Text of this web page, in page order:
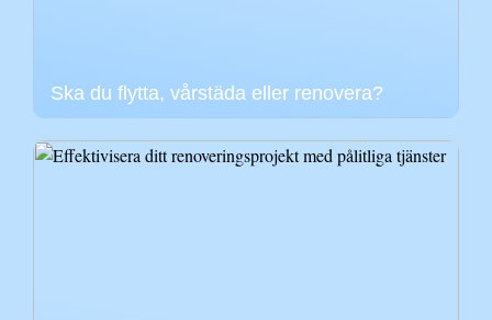
Ska du flytta, vårstäda eller renovera?